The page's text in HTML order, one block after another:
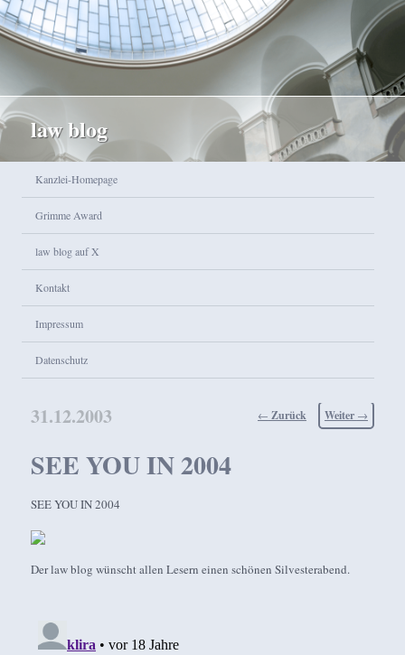
law blog
Zum Inhalt wechseln
Zum sekundären Inhalt wechseln
Kanzlei-Homepage
Grimme Award
law blog auf X
Kontakt
Impressum
Datenschutz
Beitragsnavigation
← Zurück Weiter →
SEE YOU IN 2004
31.12.2003
SEE YOU IN 2004
Der law blog wünscht allen Lesern einen schönen Silvesterabend.